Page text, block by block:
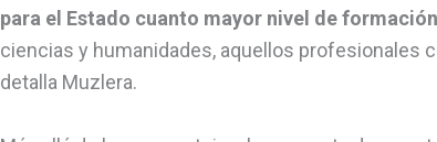
para el Estado cuanto mayor nivel de
ciencias y humanidades, aquellos profesionales
detalla Muzlera.